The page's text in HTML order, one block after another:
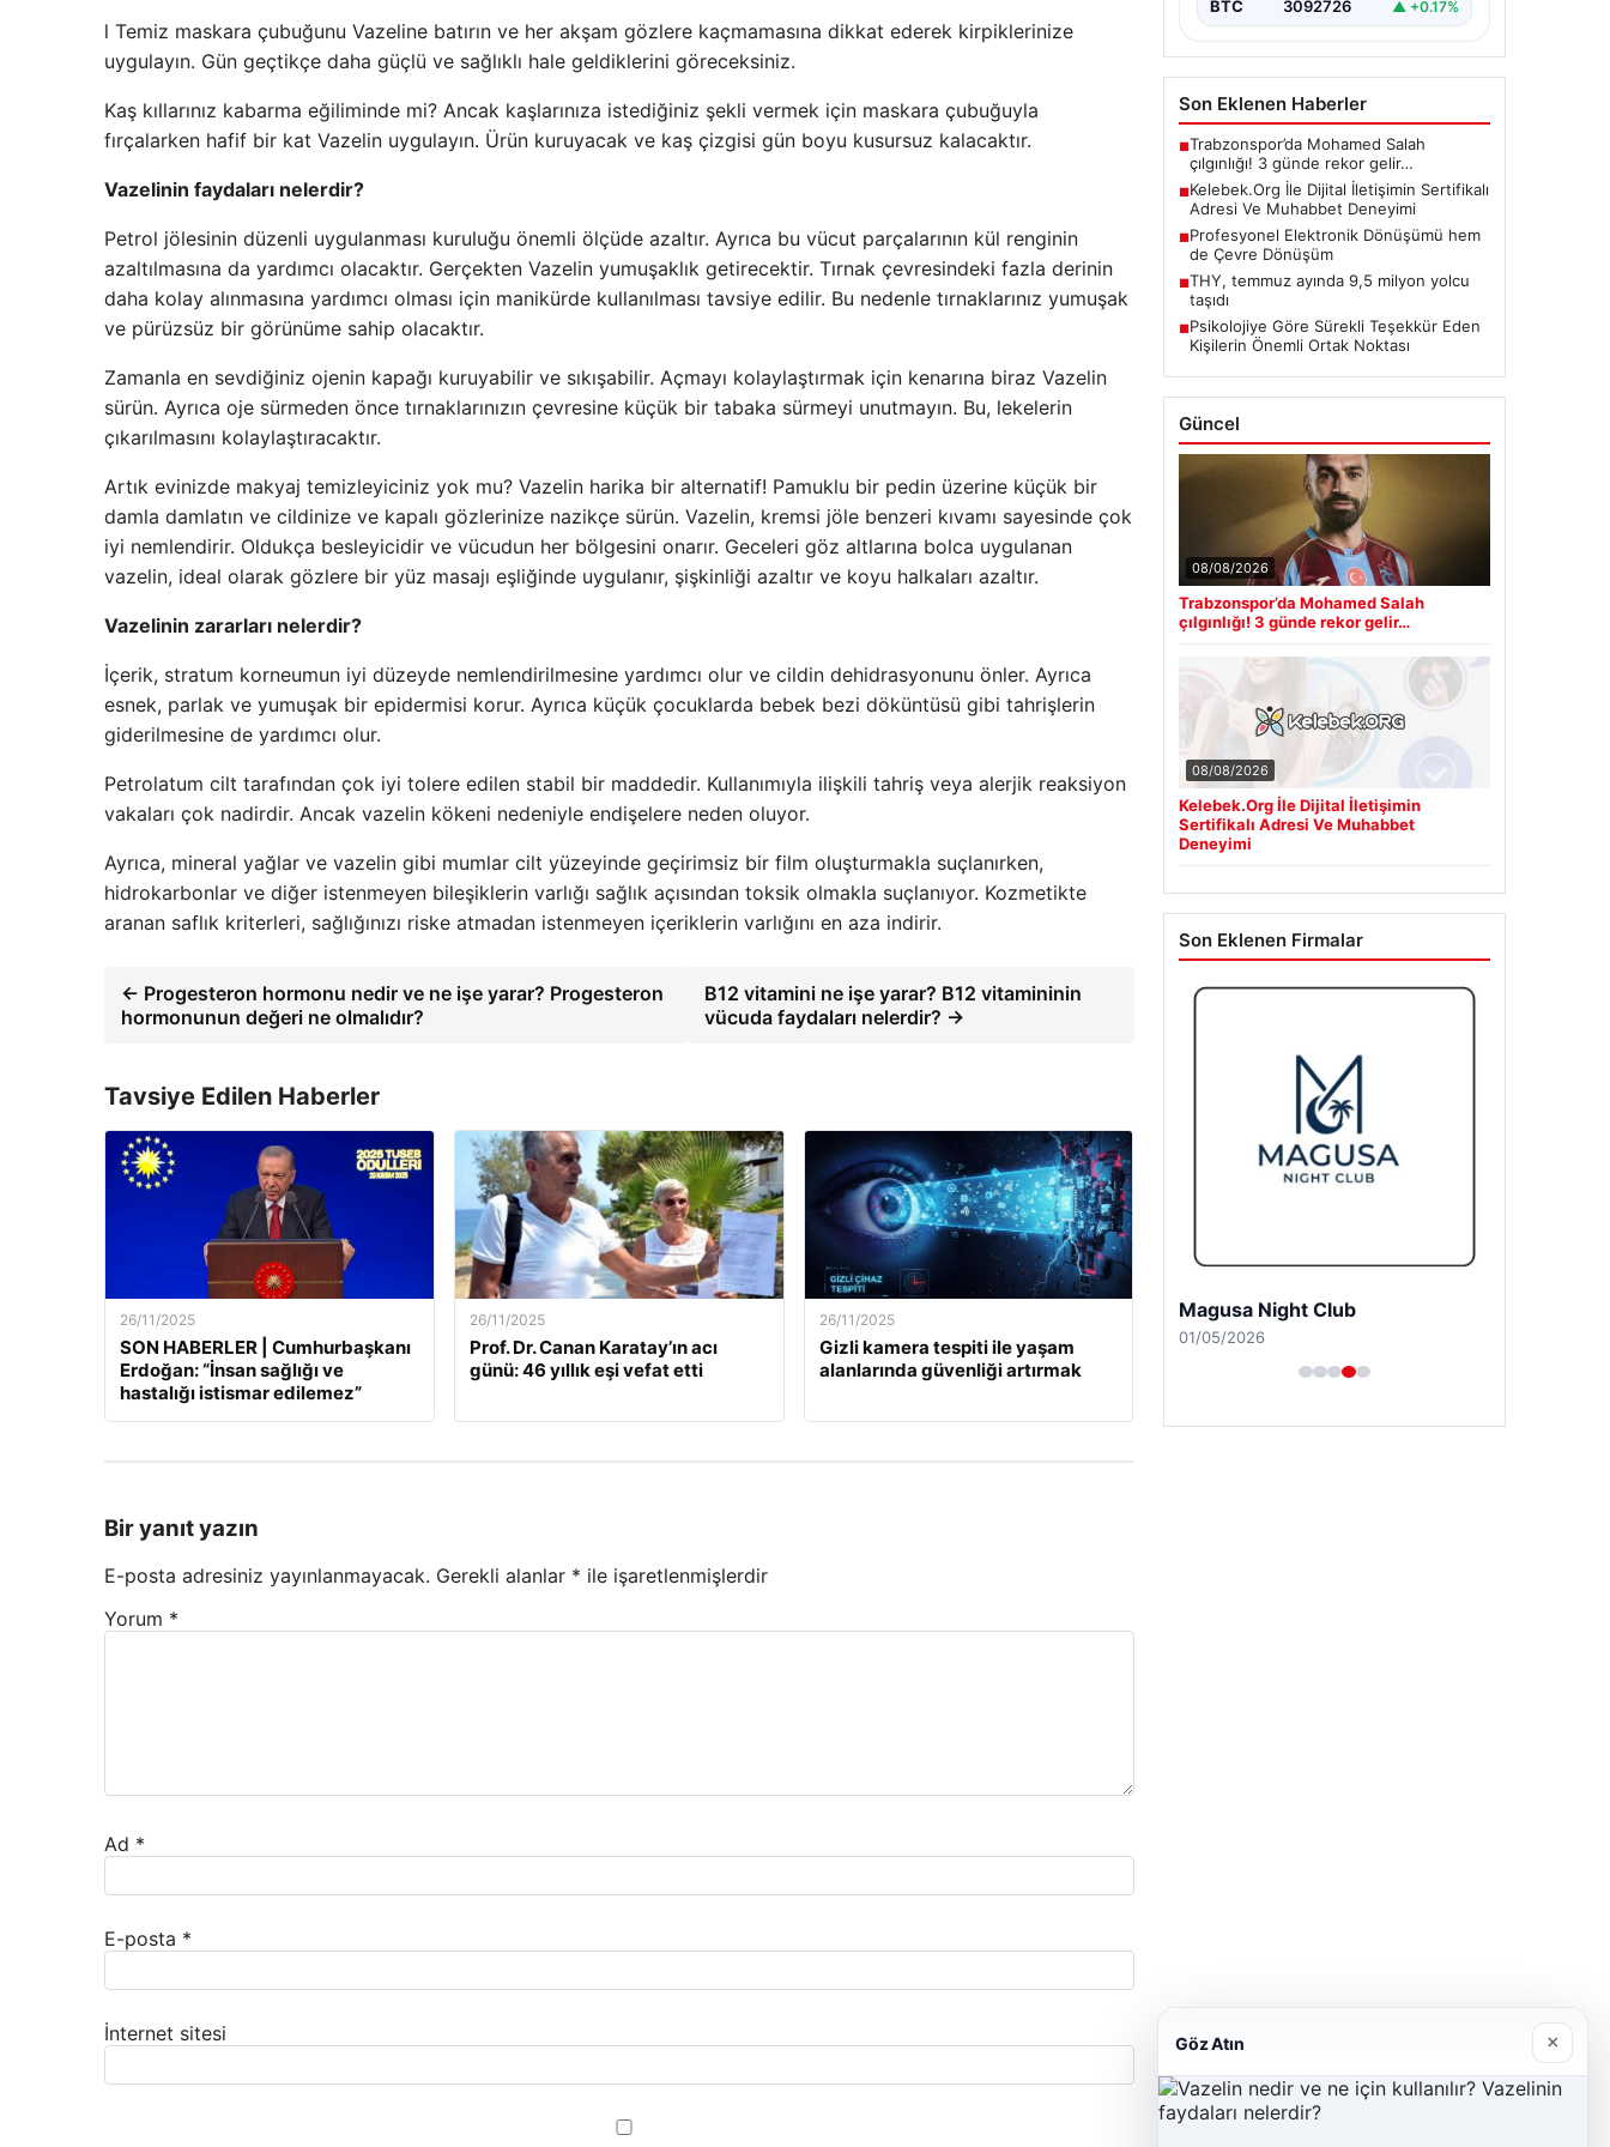
l Temiz maskara çubuğunu Vazeline batırın ve her akşam gözlere kaçmamasına dikkat ederek kirpiklerinize
uygulayın. Gün geçtikçe daha güçlü ve sağlıklı hale geldiklerini göreceksiniz.
Kaş kıllarınız kabarma eğiliminde mi? Ancak kaşlarınıza istediğiniz şekli vermek için maskara çubuğuyla
fırçalarken hafif bir kat Vazelin uygulayın. Ürün kuruyacak ve kaş çizgisi gün boyu kusursuz kalacaktır.
Vazelinin faydaları nelerdir?
Petrol jölesinin düzenli uygulanması kuruluğu önemli ölçüde azaltır. Ayrıca bu vücut parçalarının kül renginin
azaltılmasına da yardımcı olacaktır. Gerçekten Vazelin yumuşaklık getirecektir. Tırnak çevresindeki fazla derinin
daha kolay alınmasına yardımcı olması için manikürde kullanılması tavsiye edilir. Bu nedenle tırnaklarınız yumuşak
ve pürüzsüz bir görünüme sahip olacaktır.
Zamanla en sevdiğiniz ojenin kapağı kuruyabilir ve sıkışabilir. Açmayı kolaylaştırmak için kenarına biraz Vazelin
sürün. Ayrıca oje sürmeden önce tırnaklarınızın çevresine küçük bir tabaka sürmeyi unutmayın. Bu, lekelerin
çıkarılmasını kolaylaştıracaktır.
Artık evinizde makyaj temizleyiciniz yok mu? Vazelin harika bir alternatif! Pamuklu bir pedin üzerine küçük bir
damla damlatın ve cildinize ve kapalı gözlerinize nazikçe sürün. Vazelin, kremsi jöle benzeri kıvamı sayesinde çok
iyi nemlendirir. Oldukça besleyicidir ve vücudun her bölgesini onarır. Geceleri göz altlarına bolca uygulanan
vazelin, ideal olarak gözlere bir yüz masajı eşliğinde uygulanır, şişkinliği azaltır ve koyu halkaları azaltır.
Vazelinin zararları nelerdir?
İçerik, stratum korneumun iyi düzeyde nemlendirilmesine yardımcı olur ve cildin dehidrasyonunu önler. Ayrıca
esnek, parlak ve yumuşak bir epidermisi korur. Ayrıca küçük çocuklarda bebek bezi döküntüsü gibi tahrişlerin
giderilmesine de yardımcı olur.
Petrolatum cilt tarafından çok iyi tolere edilen stabil bir maddedir. Kullanımıyla ilişkili tahriş veya alerjik reaksiyon
vakaları çok nadirdir. Ancak vazelin kökeni nedeniyle endişelere neden oluyor.
Ayrıca, mineral yağlar ve vazelin gibi mumlar cilt yüzeyinde geçirimsiz bir film oluşturmakla suçlanırken,
hidrokarbonlar ve diğer istenmeyen bileşiklerin varlığı sağlık açısından toksik olmakla suçlanıyor. Kozmetikte
aranan saflık kriterleri, sağlığınızı riske atmadan istenmeyen içeriklerin varlığını en aza indirir.
← Progesteron hormonu nedir ve ne işe yarar? Progesteron
hormonunun değeri ne olmalıdır?
B12 vitamini ne işe yarar? B12 vitamininin
vücuda faydaları nelerdir? →
Tavsiye Edilen Haberler
26/11/2025
SON HABERLER | Cumhurbaşkanı
Erdoğan: “İnsan sağlığı ve
hastalığı istismar edilemez”
26/11/2025
Prof. Dr. Canan Karatay’ın acı
günü: 46 yıllık eşi vefat etti
26/11/2025
Gizli kamera tespiti ile yaşam
alanlarında güvenliği artırmak
Bir yanıt yazın
E-posta adresiniz yayınlanmayacak. Gerekli alanlar * ile işaretlenmişlerdir
Yorum *
Ad *
E-posta *
İnternet sitesi
BTC 3092726 ▲ +0.17%
Son Eklenen Haberler
■Trabzonspor’da Mohamed Salah
çılgınlığı! 3 günde rekor gelir…
■Kelebek.Org İle Dijital İletişimin Sertifikalı
Adresi Ve Muhabbet Deneyimi
■Profesyonel Elektronik Dönüşümü hem
de Çevre Dönüşüm
■THY, temmuz ayında 9,5 milyon yolcu
taşıdı
■Psikolojiye Göre Sürekli Teşekkür Eden
Kişilerin Önemli Ortak Noktası
Güncel
08/08/2026
Trabzonspor’da Mohamed Salah
çılgınlığı! 3 günde rekor gelir…
08/08/2026
Kelebek.Org İle Dijital İletişimin
Sertifikalı Adresi Ve Muhabbet
Deneyimi
Son Eklenen Firmalar
Girne Night Club
01/05/2026
Göz Atın ×